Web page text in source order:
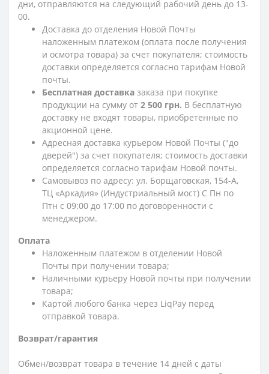
дни, отправляются на следующий рабочий день до 13-
00.
Доставка до отделения Новой Почты
наложенным платежом (оплата после получения
и осмотра товара) за счет покупателя; стоимость
доставки определяется согласно тарифам Новой
почты.
Бесплатная доставка заказа при покупке
продукции на сумму от 2 500 грн. В бесплатную
доставку не входят товары, приобретенные по
акционной цене.
Адресная доставка курьером Новой Почты ("до
дверей") за счет покупателя; стоимость доставки
определяется согласно тарифам Новой почты.
Самовывоз по адресу: ул. Борщаговская, 154-А,
ТЦ «Аркадия» (Индустриальный мост) С Пн по
Птн с 09:00 до 17:00 по договоренности с
менеджером.
Оплата
Наложенным платежом в отделении Новой
Почты при получении товара;
Наличными курьеру Новой почты при получении
товара;
Картой любого банка через LiqPay перед
отправкой товара.
Возврат/гарантия
Обмен/возврат товара в течение 14 дней с даты